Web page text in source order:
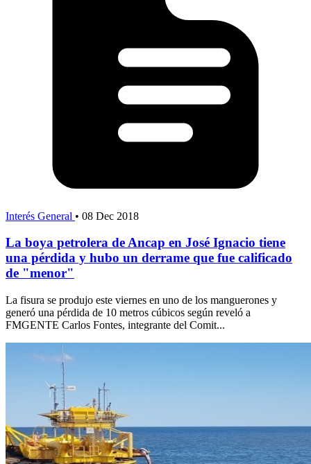
Interés General • 08 Dec 2018
La boya petrolera de Ancap en José Ignacio tiene
una pérdida y hubo un derrame que fue calificado
de "menor"
La fisura se produjo este viernes en uno de los manguerones y
generó una pérdida de 10 metros cúbicos según reveló a
FMGENTE Carlos Fontes, integrante del Comit...